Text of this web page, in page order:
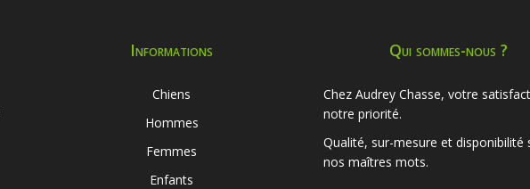
Informations
Chiens
Hommes
Femmes
Enfants
Qui sommes-nous ?
Chez Audrey Chasse, votre
notre priorité.
Qualité, sur-mesure et disponibilité
nos maîtres mots.